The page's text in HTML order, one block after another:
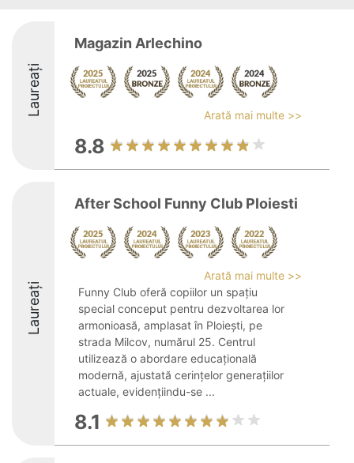
Laureați
Magazin Arlechino
Arată mai multe >>
8.8
Laureați
After School Funny Club Ploiesti
Arată mai multe >>
Funny Club oferă copiilor un spațiu
special conceput pentru dezvoltarea lor
armonioasă, amplasat în Ploiești, pe
strada Milcov, numărul 25. Centrul
utilizează o abordare educațională
modernă, ajustată cerințelor generațiilor
actuale, evidențiindu-se ...
8.1